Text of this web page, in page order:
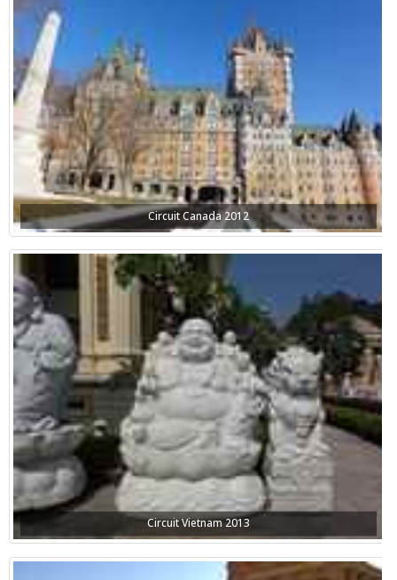
Circuit Canada 2012
Circuit Vietnam 2013